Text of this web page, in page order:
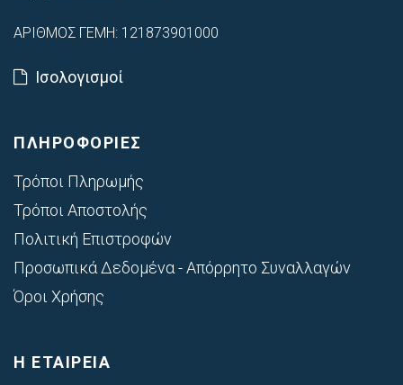
ΑΡΙΘΜΟΣ ΓΕΜΗ: 121873901000
Ισολογισμοί
ΠΛΗΡΟΦΟΡΙΕΣ
Τρόποι Πληρωμής
Τρόποι Αποστολής
Πολιτική Επιστροφών
Προσωπικά Δεδομένα - Απόρρητο Συναλλαγών
Όροι Χρήσης
Η ΕΤΑΙΡΕΙΑ